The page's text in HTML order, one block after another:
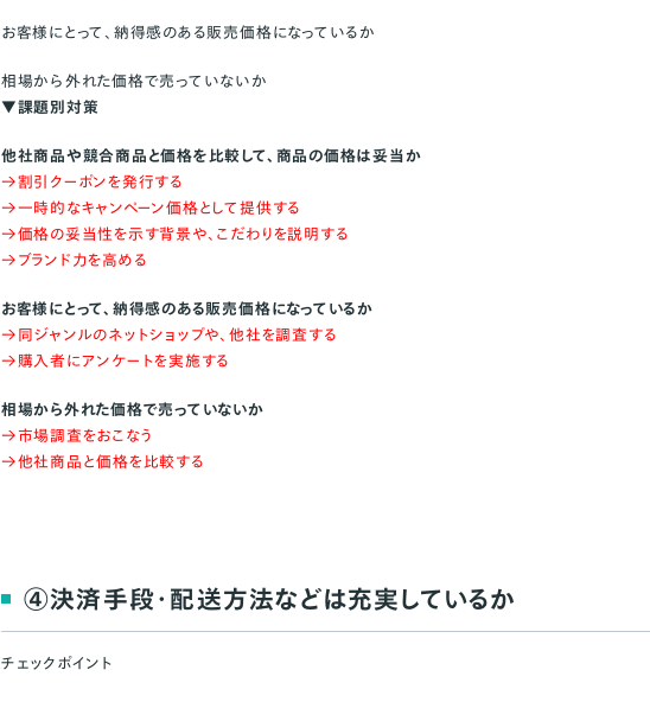
お客様にとって、納得感のある販売価格になっているか
相場から外れた価格で売っていないか
▼課題別対策
他社商品や競合商品と価格を比較して、商品の価格は妥当か
→割引クーポンを発行する
→一時的なキャンペーン価格として提供する
→価格の妥当性を示す背景や、こだわりを説明する
→ブランド力を高める
お客様にとって、納得感のある販売価格になっているか
→同ジャンルのネットショップや、他社を調査する
→購入者にアンケートを実施する
相場から外れた価格で売っていないか
→市場調査をおこなう
→他社商品と価格を比較する
④決済手段・配送方法などは充実しているか
チェックポイント